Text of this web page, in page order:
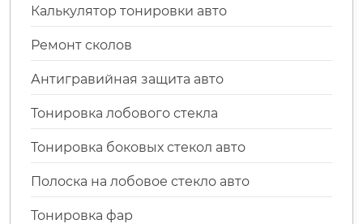
Калькулятор тонировки авто
Ремонт сколов
Антигравийная защита авто
Тонировка лобового стекла
Тонировка боковых стекол авто
Полоска на лобовое стекло авто
Тонировка фар